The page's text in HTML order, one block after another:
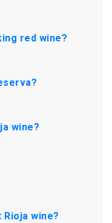
red wine?
wine?
wine?